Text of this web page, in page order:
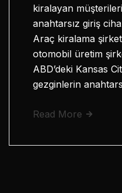
kiralayan
anahtarsız giriş
Araç kiralama
otomobil üretim
ABD’deki Kansas
gezginlerin
Read More